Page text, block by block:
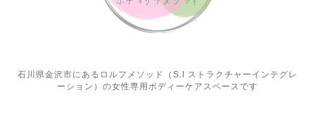
石川県金沢市にあるロルフメソッド（S.I ストラクチャーインテグレ
ーション）の女性専用ボディーケアスペースです